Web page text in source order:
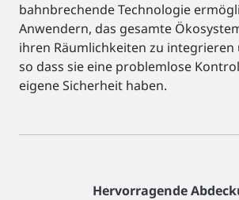
bahnbrechende Technologie
Anwendern, das gesamte
ihren Räumlichkeiten zu integrieren
so dass sie eine problemlose
eigene Sicherheit haben.
Hervorragende